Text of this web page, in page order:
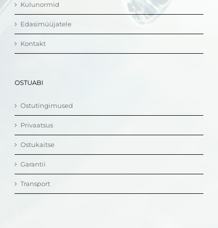
Kulunormid
Edasimüüjatele
Kontakt
OSTUABI
Ostutingimused
Privaatsus
Ostukaitse
Garantii
Transport